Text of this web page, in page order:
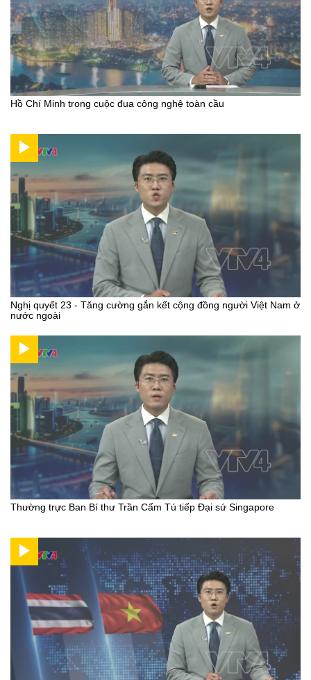
Hồ Chí Minh trong cuộc đua công nghệ toàn cầu
Nghị quyết 23 - Tăng cường gắn kết cộng đồng người Việt Nam ở
nước ngoài
Thường trực Ban Bí thư Trần Cẩm Tú tiếp Đại sứ Singapore